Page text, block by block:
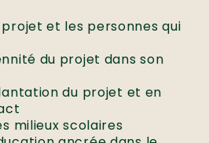
et les personnes qui
du projet dans son
du projet et en
milieux scolaires